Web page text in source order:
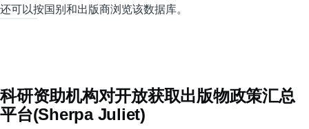
还可以按国别和出版商浏览该数据库。
科研资助机构对开放获取出版物政策汇总
平台(Sherpa Juliet)